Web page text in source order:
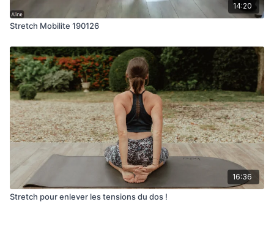
14:20
Stretch Mobilite 190126
16:36
Stretch pour enlever les tensions du dos !